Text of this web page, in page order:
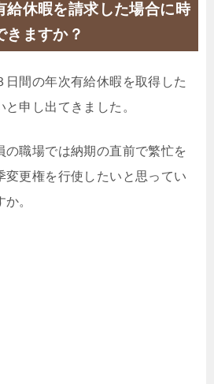
給休暇を請求した場合に時
きますか？
間の年次有給休暇を取得した
申し出てきました。
の職場では納期の直前で繁忙を
変更権を行使したいと思ってい
。